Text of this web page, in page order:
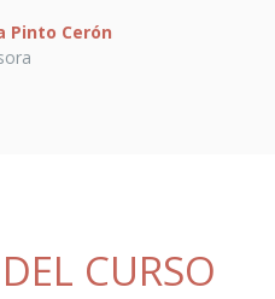
Pinto Cerón
CURSO